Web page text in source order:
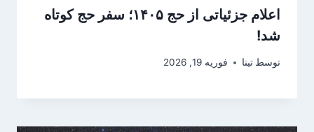
اعلام جزئیاتی از حج ۱۴۰۵؛ سفر حج کوتاه
شد!
توسط تینا فوریه 19, 2026